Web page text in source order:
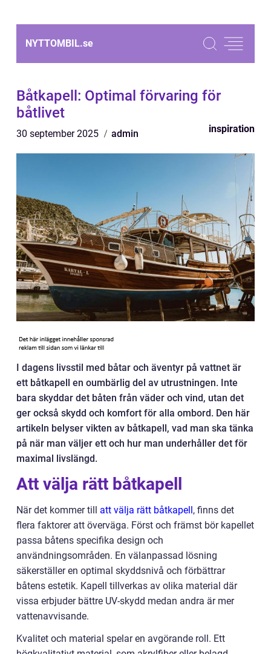
NYTTOMBIL.se
Båtkapell: Optimal förvaring för
båtlivet
30 september 2025 admin inspiration
I dagens livsstil med båtar och äventyr på vattnet är
ett båtkapell en oumbärlig del av utrustningen. Inte
bara skyddar det båten från väder och vind, utan det
ger också skydd och komfort för alla ombord. Den här
artikeln belyser vikten av båtkapell, vad man ska tänka
på när man väljer ett och hur man underhåller det för
maximal livslängd.
Att välja rätt båtkapell
När det kommer till att välja rätt båtkapell, finns det
flera faktorer att överväga. Först och främst bör kapellet
passa båtens specifika design och
användningsområden. En välanpassad lösning
säkerställer en optimal skyddsnivå och förbättrar
båtens estetik. Kapell tillverkas av olika material där
vissa erbjuder bättre UV-skydd medan andra är mer
vattenavvisande.
Kvalitet och material spelar en avgörande roll. Ett